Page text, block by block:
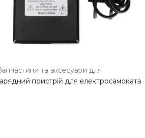
та аксесуари для
пристрій для електросамоката